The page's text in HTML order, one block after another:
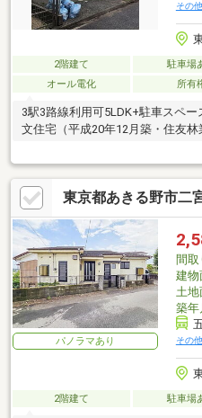
その
2階建て 駐車場
オール電化
所有
3駅3路線利用可5LDK+駐車スペ
文住宅（平成20年12月築・住友林
東京都あきる野市二
パノラマあり
間取
建物
土地
築年
その
2階建て 駐車場